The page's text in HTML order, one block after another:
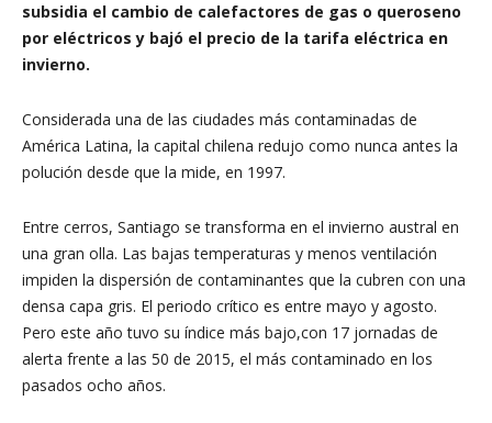
subsidia el cambio de calefactores de gas o queroseno
por eléctricos y bajó el precio de la tarifa eléctrica en
invierno.
Considerada una de las ciudades más contaminadas de
América Latina, la capital chilena redujo como nunca antes la
polución desde que la mide, en 1997.
Entre cerros, Santiago se transforma en el invierno austral en
una gran olla. Las bajas temperaturas y menos ventilación
impiden la dispersión de contaminantes que la cubren con una
densa capa gris. El periodo crítico es entre mayo y agosto.
Pero este año tuvo su índice más bajo,con 17 jornadas de
alerta frente a las 50 de 2015, el más contaminado en los
pasados ocho años.